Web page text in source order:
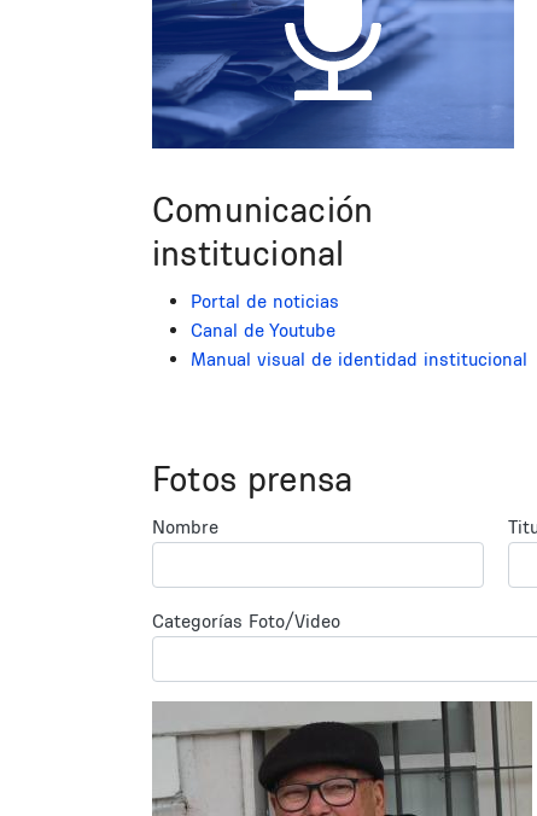
Comunicación
institucional
Portal de noticias
Canal de Youtube
Manual visual de identidad institucional
Fotos prensa
Nombre
Categorías Foto/Video